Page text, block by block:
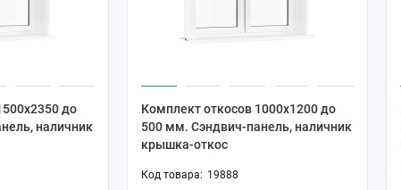
до
наличник
Комплект откосов 1000x1200 до
500 мм. Сэндвич-панель, наличник
крышка-откос
19888